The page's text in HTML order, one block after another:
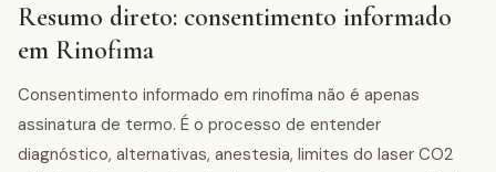
Resumo direto: consentimento informado
em Rinofima
Consentimento informado em rinofima não é apenas
assinatura de termo. É o processo de entender
diagnóstico, alternativas, anestesia, limites do laser CO2